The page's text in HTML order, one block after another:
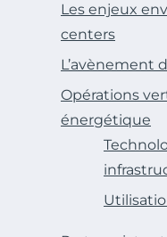
Les enjeux
centers
L’avènement
Opérations
énergétique